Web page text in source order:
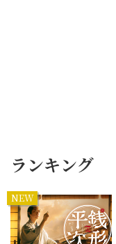
ランキング
NEW